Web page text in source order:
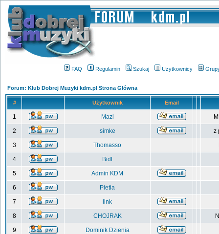
FAQ Regulamin Szukaj Użytkownicy
Forum: Klub Dobrej Muzyki kdm.pl Strona Główna
# Użytkownik Email
1 Mazi
2 simke z
3 Thomasso
4 Bidl
5 Admin KDM
6 Pietia
7 link
8 CHOJRAK
9 Dominik Dzienia